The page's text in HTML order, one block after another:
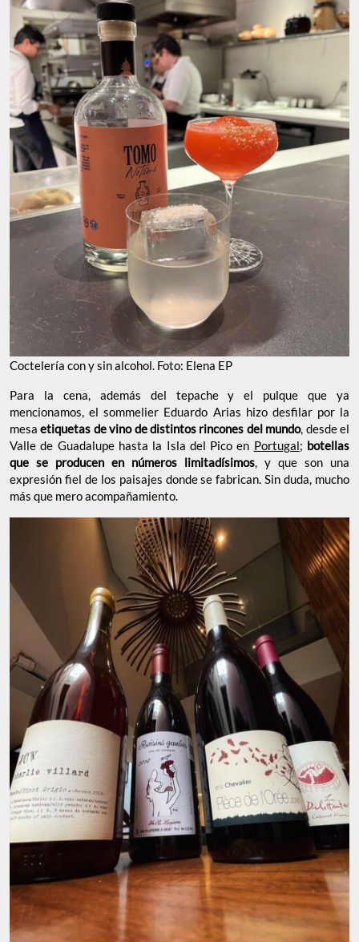
Coctelería con y sin alcohol. Foto: Elena EP
Para la cena, además del tepache y el pulque que ya
mencionamos, el sommelier Eduardo Arias hizo desfilar por la
mesaetiquetas de vino de distintos rincones del mundo, desde el
Valle de Guadalupe hasta la Isla del Pico en Portugal; botellas
que se producen en números limitadísimos, y que son una
expresión fiel de los paisajes donde se fabrican. Sin duda, mucho
más que mero acompañamiento.